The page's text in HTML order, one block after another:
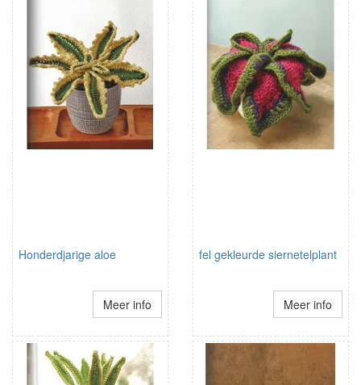
Honderdjarige aloe
Meer info
fel gekleurde siernetelplant
Meer info